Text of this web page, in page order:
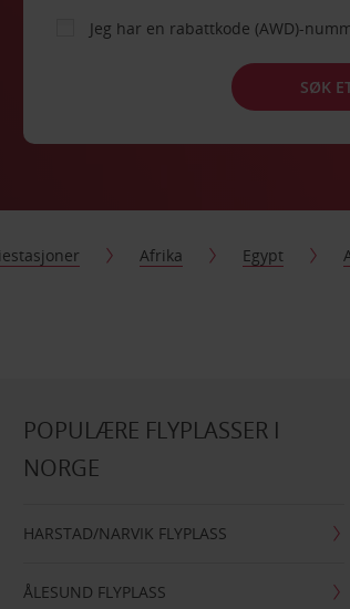
Jeg har en rabattkode (AWD)-
SØK
Afrika Egypt
POPULÆRE FLYPLASSER I
NORGE
HARSTAD/NARVIK FLYPLASS
ÅLESUND FLYPLASS